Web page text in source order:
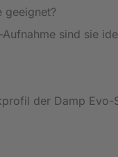
geeignet?
sind sie
der Damp Evo-